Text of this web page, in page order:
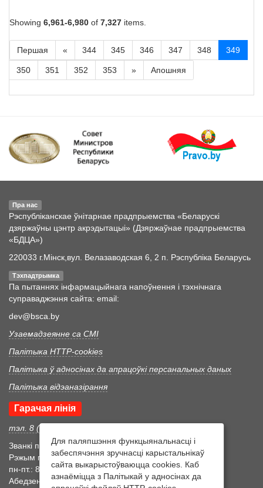
Showing 6,961-6,980 of 7,327 items.
Першая « 344 345 346 347 348 349
350 351 352 353 » Апошняя
Пра нас
Рэспубліканскае ўнітарнае прадпрыемства «Беларускі
дзяржаўны цэнтр акрэдытацыі» (Дзяржаўнае прадпрыемства
«БДЦА»)
220033 г.Мінск,вул. Велазаводская 6, 2 п. Рэспубліка Беларусь
Тэхпадтрымка
Па пытаннях інфармацыйнага напоўнення і тэхнічнага
суправаджэння сайта: email:
dev@bsca.by
Узаемадзеянне са СМІ
Палітыка HTTP-cookies
Палітыка ў адносінах да апрацоўкі персанальных даных
Палітыка відэаназірання
Гарачая лінія
тэл. 8 (017) 352 46 05
Званкі прымаюцца ў працоўны час
Рэжым працоўнага часу
пн-пт.: 8:30-17:15
Абедзенны перапынак 12:00-12:45
Для паляпшэння функцыянальнасці і
забеспячэння зручнасці карыстальнікаў
сайта выкарыстоўваюцца cookies. Каб
азнаёміцца з Палітыкай у адносінах да